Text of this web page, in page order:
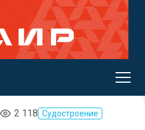
2 118 Судостроение